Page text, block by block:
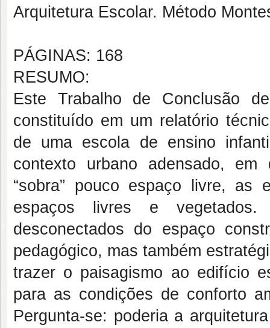
Arquitetura Escolar. Método
PÁGINAS: 168
RESUMO:
Este Trabalho de Conclusão
constituído em um relatório
de uma escola de ensino
contexto urbano adensado,
“sobra” pouco espaço livre, as
espaços livres e
desconectados do espaço
pedagógico, mas também
trazer o paisagismo ao edifício
para as condições de conforto
Pergunta-se: poderia a